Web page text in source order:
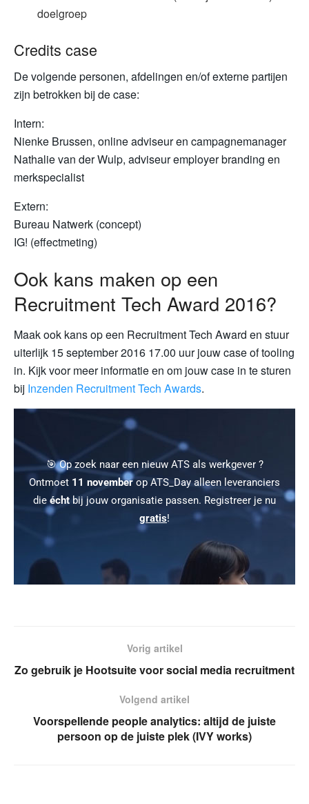
doelgroep
Credits case
De volgende personen, afdelingen en/of externe partijen
zijn betrokken bij de case:
Intern:
Nienke Brussen, online adviseur en campagnemanager
Nathalie van der Wulp, adviseur employer branding en
merkspecialist
Extern:
Bureau Natwerk (concept)
IG! (effectmeting)
Ook kans maken op een
Recruitment Tech Award 2016?
Maak ook kans op een Recruitment Tech Award en stuur
uiterlijk 15 september 2016 17.00 uur jouw case of tooling
in. Kijk voor meer informatie en om jouw case in te sturen
bij Inzenden Recruitment Tech Awards.
🎯 Op zoek naar een nieuw ATS als werkgever ?
Ontmoet 11 novemberop ATS_Day alleen leveranciers
die écht bij jouw organisatie passen. Registreer je nu
gratis!
Vorig artikel
Zo gebruik je Hootsuite voor social media recruitment
Volgend artikel
Voorspellende people analytics: altijd de juiste
persoon op de juiste plek (IVY works)